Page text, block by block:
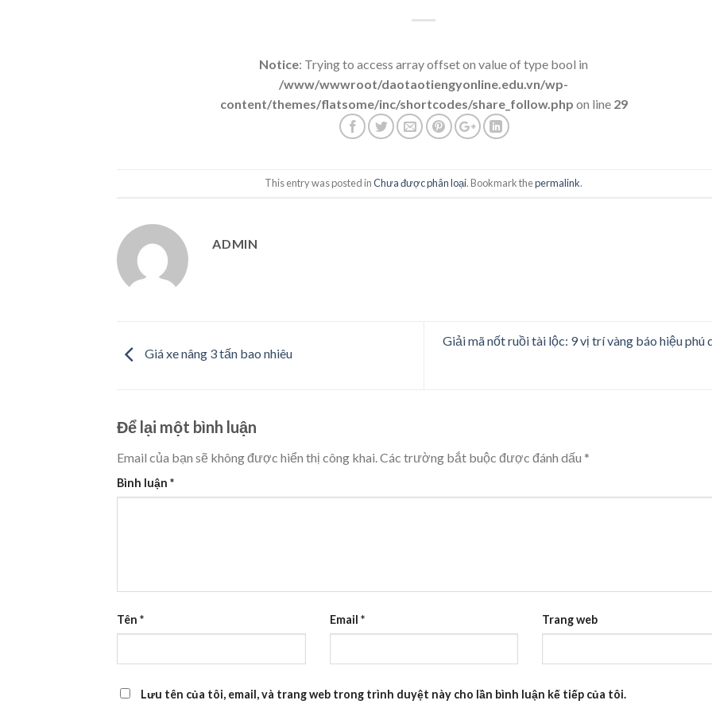
Notice: Trying to access array offset on value of type bool in
/www/wwwroot/daotaotiengyonline.edu.vn/wp-
content/themes/flatsome/inc/shortcodes/share_follow.php on line 29
This entry was posted inChưa được phân loại. Bookmark thepermalink.
ADMIN
Giá xe nâng 3 tấn bao nhiêu
Giải mã nốt ruồi tài lộc: 9 vị trí vàng báo hiệu phú
Để lại một bình luận
Email của bạn sẽ không được hiển thị công khai.Các trường bắt buộc được đánh dấu *
Bình luận *
Tên * Email * Trang web
Lưu tên của tôi, email, và trang web trong trình duyệt này cho lần bình luận kế tiếp của tôi.